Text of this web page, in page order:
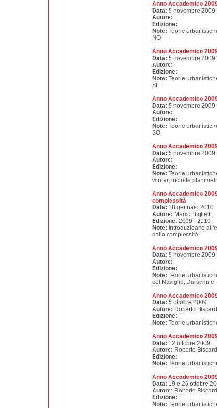
Anno Accademico
Data: 5 novembre 2009
Autore:
Edizione:
Note: Teorie
NO
Anno Accademico
Data: 5 novembre 2009
Autore:
Edizione:
Note: Teorie
SE
Anno Accademico
Data: 5 novembre 2009
Autore:
Edizione:
Note: Teorie
SO
Anno Accademico
Data: 5 novembre 2009
Autore:
Edizione:
Note: Teorie
winrar; include
Anno Accademico
complessità
Data: 18 gennaio 2010
Autore: Marco Biglietti
Edizione: 2009 - 2010
Note: Introduzioane
della complessità.
Anno Accademico
Data: 5 novembre 2009
Autore:
Edizione:
Note: Teorie
del Naviglio, Darsena e
Anno Accademico
Data: 5 ottobre 2009
Autore: Roberto
Edizione:
Note: Teorie
Anno Accademico
Data: 12 ottobre 2009
Autore: Roberto
Edizione:
Note: Teorie
Anno Accademico
Data: 19 e 26 ottobre
Autore: Roberto
Edizione:
Note: Teorie